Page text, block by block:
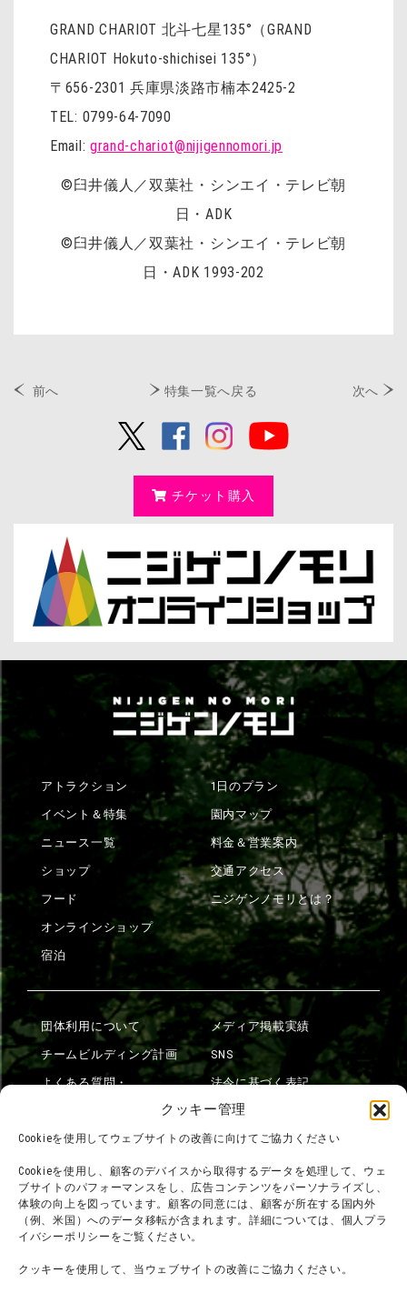
クッキー管理
Cookieを使用してウェブサイトの改善に向けてご協力ください
Cookieを使用し、顧客のデバイスから取得するデータを処理して、ウェ
ブサイトのパフォーマンスをし、広告コンテンツをパーソナライズし、
体験の向上を図っています。顧客の同意には、顧客が所在する国内外
（例、米国）へのデータ移転が含まれます。詳細については、個人プラ
イバシーポリシーをご覧ください。
クッキーを使用して、当ウェブサイトの改善にご協力ください。
GRAND CHARIOT 北斗七星135°（GRAND
CHARIOT Hokuto-shichisei 135°）
〒656-2301 兵庫県淡路市楠本2425-2
TEL: 0799-64-7090
Email: grand-chariot@nijigennomori.jp
©臼井儀人／双葉社・シンエイ・テレビ朝
日・ADK
©臼井儀人／双葉社・シンエイ・テレビ朝
日・ADK 1993-202
前へ 特集一覧へ戻る 次へ
チケット購入
アトラクション
イベント＆特集
ニュース一覧
ショップ
フード
オンラインショップ
宿泊
1日のプラン
園内マップ
料金＆営業案内
交通アクセス
ニジゲンノモリとは？
団体利用について
チームビルディング計画
よくある質問・
利用規約
プレスリリース
メディア掲載実績
SNS
法令に基づく表記
会社概要
スタッフ募集